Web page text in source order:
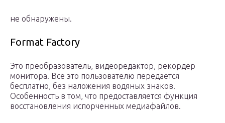
не обнаружены.
Format Factory
Это преобразователь, видеоредактор, рекордер
монитора. Все это пользователю передается
бесплатно, без наложения водяных знаков.
Особенность в том, что предоставляется функция
восстановления испорченных медиафайлов.